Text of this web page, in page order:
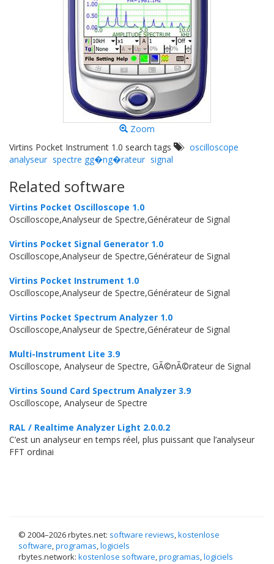
Zoom
Virtins Pocket Instrument 1.0 search tags
oscilloscope
analyseur spectre gg�ng�rateur signal
Related software
Virtins Pocket Oscilloscope 1.0
Oscilloscope,Analyseur de Spectre,Générateur de Signal
Virtins Pocket Signal Generator 1.0
Oscilloscope,Analyseur de Spectre,Générateur de Signal
Virtins Pocket Instrument 1.0
Oscilloscope,Analyseur de Spectre,Générateur de Signal
Virtins Pocket Spectrum Analyzer 1.0
Oscilloscope,Analyseur de Spectre,Générateur de Signal
Multi-Instrument Lite 3.9
Oscilloscope, Analyseur de Spectre, GÃ©nÃ©rateur de Signal
Virtins Sound Card Spectrum Analyzer 3.9
Oscilloscope, Analyseur de Spectre
RAL / Realtime Analyzer Light 2.0.0.2
C’est un analyseur en temps réel, plus puissant que l’analyseur
FFT ordinai
© 2004–2026 rbytes.net: software reviews,kostenlose
software,programas,logiciels
rbytes.network: kostenlose software,programas,logiciels